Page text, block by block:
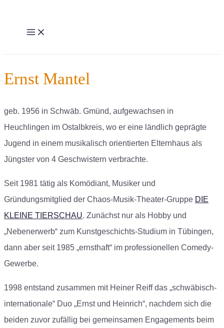
MAIN
MENU
Ernst Mantel
geb. 1956 in Schwäb. Gmünd, aufgewachsen in
Heuchlingen im Ostalbkreis, wo er eine ländlich geprägte
Jugend in einem musikalisch orientierten Elternhaus als
Jüngster von 4 Geschwistern verbrachte.
Seit 1981 tätig als Komödiant, Musiker und
Gründungsmitglied der Chaos-Musik-Theater-Gruppe DIE
KLEINE TIERSCHAU. Zunächst nur als Hobby und
„Nebenerwerb“ zum Kunstgeschichts-Studium in Tübingen,
dann aber seit 1985 „ernsthaft“ im professionellen Comedy-
Gewerbe.
1998 entstand zusammen mit Heiner Reiff das „schwäbisch-
internationale“ Duo „Ernst und Heinrich“, nachdem sich die
beiden zuvor zufällig bei gemeinsamen Engagements beim